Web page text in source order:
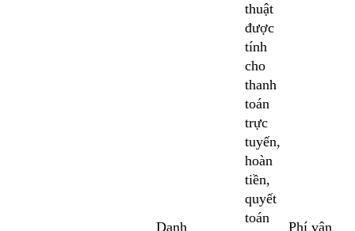
Danh
thuật
được
tính
cho
thanh
toán
trực
tuyến,
hoàn
tiền,
quyết
toán
Phí vận